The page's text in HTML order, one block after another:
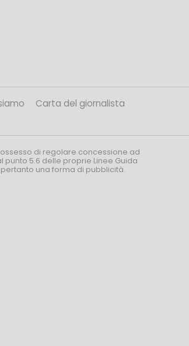
Carta del giornalista
di regolare concessione ad
punto 5.6 delle proprie Linee Guida
una forma di pubblicità.